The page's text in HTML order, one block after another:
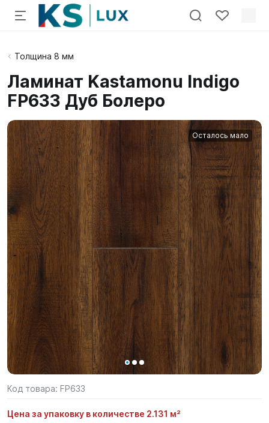
Толщина 8 мм
Ламинат Kastamonu Indigo
FP633 Дуб Болеро
Осталось мало
Код товара: FP633
Цена за упаковку в количестве 2.131 м²